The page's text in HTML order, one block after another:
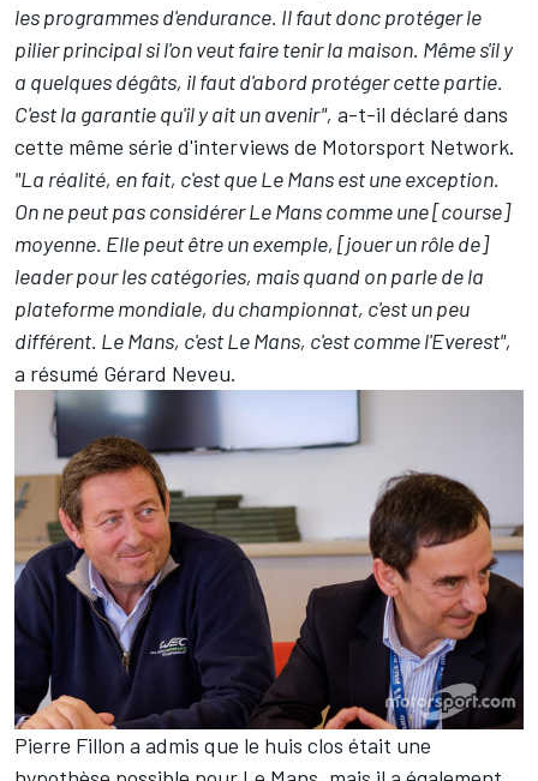
les programmes d'endurance. Il faut donc protéger le
pilier principal si l'on veut faire tenir la maison. Même s'il y
a quelques dégâts, il faut d'abord protéger cette partie.
C'est la garantie qu'il y ait un avenir", a-t-il déclaré dans
cette même série d'interviews de Motorsport Network.
"La réalité, en fait, c'est que Le Mans est une exception.
On ne peut pas considérer Le Mans comme une [course]
moyenne. Elle peut être un exemple, [jouer un rôle de]
leader pour les catégories, mais quand on parle de la
plateforme mondiale, du championnat, c'est un peu
différent. Le Mans, c'est Le Mans, c'est comme l'Everest",
a résumé Gérard Neveu.
Pierre Fillon a admis que le huis clos était une